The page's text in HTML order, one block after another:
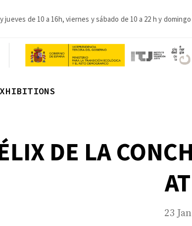
jueves de 10 a 16h, viernes y sábado de 10 a 22 h y domingo
DE LA
23